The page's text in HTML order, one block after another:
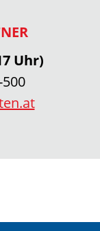
Uhr)